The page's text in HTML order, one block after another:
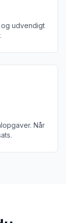
udvendigt
Når